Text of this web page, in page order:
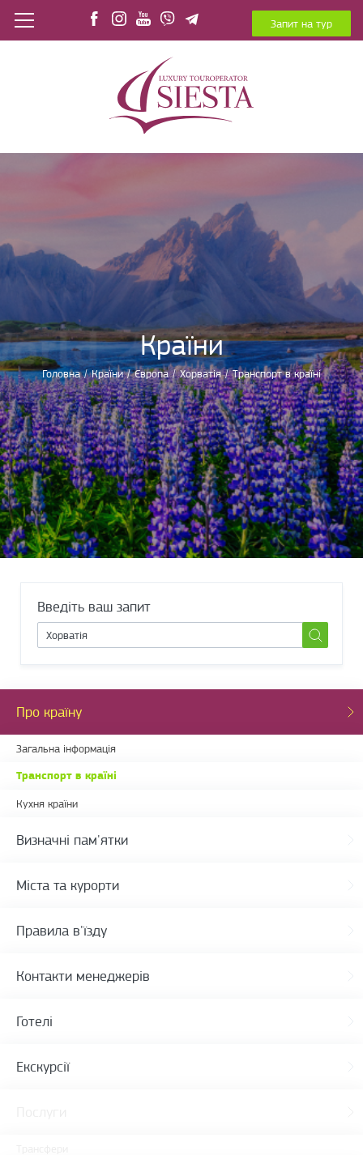
Запит на тур
Країни
Головна / Країни / Європа / Хорватія / Транспорт в країні
Введіть ваш запит
Про країну
Загальна інформація
Транспорт в країні
Кухня країни
Визначні пам'ятки
Міста та курорти
Правила в'їзду
Контакти менеджерів
Готелі
Екскурсії